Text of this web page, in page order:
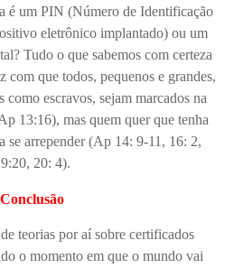
é um PIN (Número de Identificação
eletrônico implantado) ou um
Tudo o que sabemos com certeza
que todos, pequenos e grandes,
escravos, sejam marcados na
13:16), mas quem quer que tenha
se arrepender (Ap 14: 9-11, 16: 2,
20: 4).
Conclusão
teorias por aí sobre certificados
o momento em que o mundo vai